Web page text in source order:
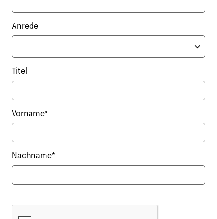
Anrede
Titel
Vorname*
Nachname*